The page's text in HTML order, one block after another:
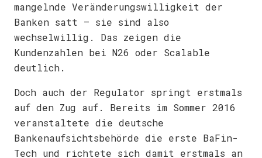
mangelnde Veränderungswilligkeit der
Banken satt – sie sind also
wechselwillig. Das zeigen die
Kundenzahlen bei N26 oder Scalable
deutlich.
Doch auch der Regulator springt erstmals
auf den Zug auf. Bereits im Sommer 2016
veranstaltete die deutsche
Bankenaufsichtsbehörde die erste BaFin-
Tech und richtete sich damit erstmals an